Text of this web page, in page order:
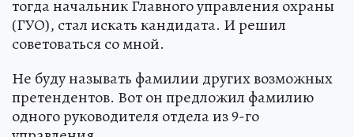
тогда начальник Главного управления охраны
(ГУО), стал искать кандидата. И решил
советоваться со мной.
Не буду называть фамилии других возможных
претендентов. Вот он предложил фамилию
одного руководителя отдела из 9-го